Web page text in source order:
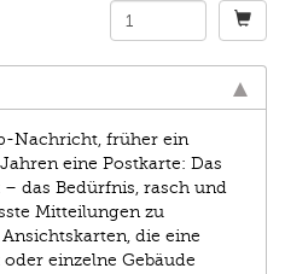
Nachricht, früher ein
eine Postkarte: Das
das Bedürfnis, rasch und
Mitteilungen zu
die eine
einzelne Gebäude